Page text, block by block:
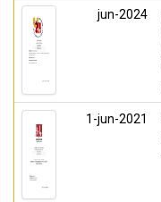
jun-2024
1-jun-2021